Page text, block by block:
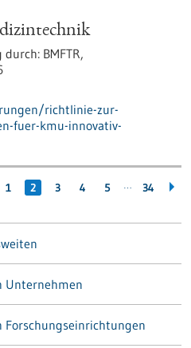
durch: BMFTR,
richtlinie-zur-
fuer-kmu-innovativ-
1 2 3 4 5 … 34
Unternehmen
Forschungseinrichtungen